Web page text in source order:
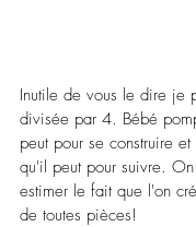
Inutile de vous le dire je
divisée par 4. Bébé
peut pour se construire
qu'il peut pour suivre.
estimer le fait que l'on
de toutes pièces!